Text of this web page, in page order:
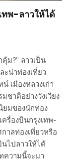
ทพ-ลาวให้ได้
ม?” ลาวเป็น
ะน่าท่องเที่ยว
เมืองหลวงเก่า
ชาติอย่างวังเวียง
ยมของนักท่อง
ครื่องบินกรุงเทพ-
าลท่องเที่ยวหรือ
นไปลาวให้ได้
ความนี้จะมา